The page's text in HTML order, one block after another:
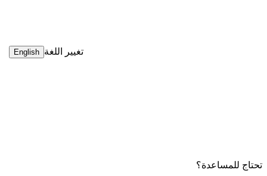
تغيير اللغة English
تحتاج للمساعدة؟